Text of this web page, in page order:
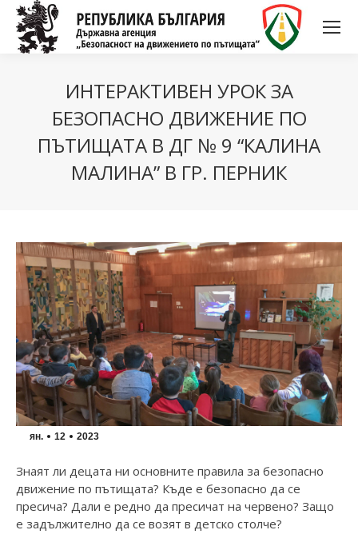
ИНТЕРАКТИВЕН УРОК ЗА
БЕЗОПАСНО ДВИЖЕНИЕ ПО
ПЪТИЩАТА В ДГ № 9 “КАЛИНА
МАЛИНА” В ГР. ПЕРНИК
ян. 12 2023
Знаят ли децата ни основните правила за безопасно
движение по пътищата? Къде е безопасно да се
пресича? Дали е редно да пресичат на червено? Защо
е задължително да се возят в детско столче?